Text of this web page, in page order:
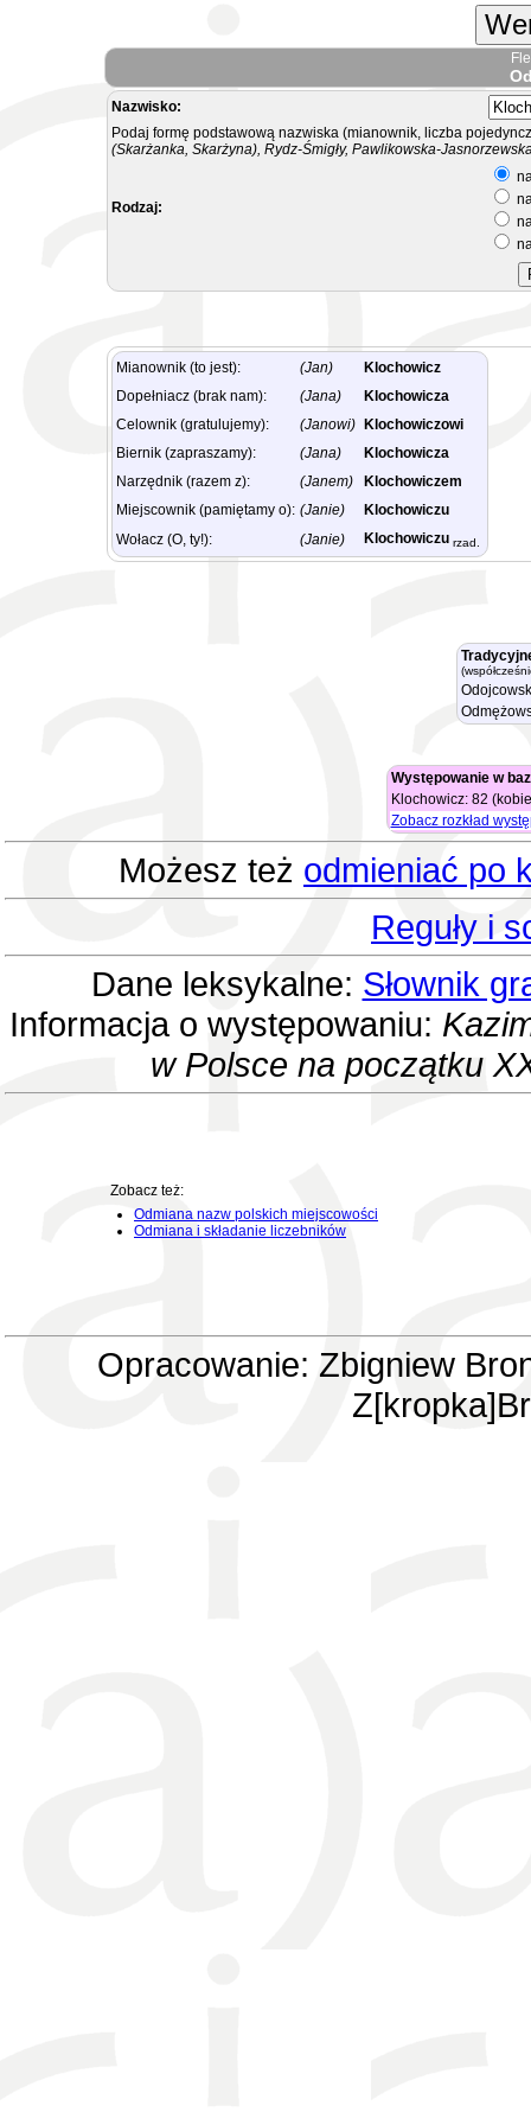
Nazwisko:
Podaj formę podstawową nazwiska (mianownik, liczba
(Skarżanka, Skarżyna), Rydz-Śmigły, Pawlikowska-
Rodzaj:
Mianownik (to jest): (Jan)
Klochowicz
Dopełniacz (brak nam):
(Jana)
Klochowicza
Celownik (gratulujemy):
(Janowi)
Klochowiczowi
Biernik (zapraszamy):
(Jana)
Klochowicza
Narzędnik (razem z):
(Janem)
Klochowiczem
Miejscownik (pamiętamy o): (Janie)
Klochowiczu
Wołacz (O, ty!):
(Janie) Klochowiczu rzad.
Występowanie w
Klochowicz: 82
Zobacz rozkład
Możesz też odmieniać po
Reguły i
Dane leksykalne: Słownik
Informacja o występowaniu:
w Polsce na początku
Zobacz też:
Odmiana nazw polskich miejscowości
Odmiana i składanie liczebników
Opracowanie: Zbigniew